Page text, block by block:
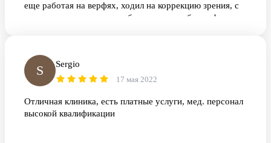
еще работая на верфях, ходил на коррекцию зрения, с
тех пор зрение отличное, большое спасибо вам!
S Sergio
17 мая 2022
Отличная клиника, есть платные услуги, мед. персонал
высокой квалификации